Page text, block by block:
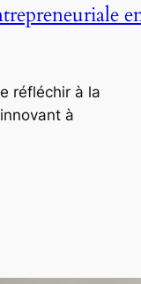
réfléchir à la
à